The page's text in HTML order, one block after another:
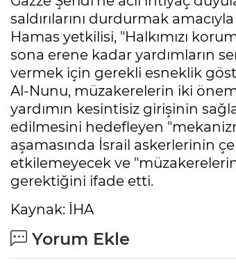
saldırılarını durdurmak
Hamas yetkilisi, "Halkımızı
sona erene kadar yardımların
vermek için gerekli esneklik
Al-Nunu, müzakerelerin iki
yardımın kesintisiz girişinin
edilmesini hedefleyen
aşamasında İsrail askerlerinin
etkilemeyecek ve
gerektiğini ifade etti.
Kaynak: İHA
Yorum Ekle